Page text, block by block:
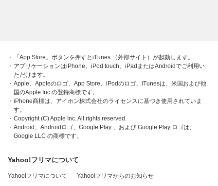
・「App Store」ボタンを押すとiTunes （外部サイト）が起動します。
・アプリケーションはiPhone、iPod touch、iPadまたはAndroidでご利用い
ただけます。
・Apple、Appleのロゴ、App Store、iPodのロゴ、iTunesは、米国および他
国のApple Inc.の登録商標です。
・iPhone商標は、アイホン株式会社のライセンスに基づき使用されていま
す。
・Copyright (C) Apple Inc. All rights reserved.
・Android、Androidロゴ、Google Play 、および Google Play ロゴは、
Google LLC の商標です。
Yahoo!フリマについて
Yahoo!フリマについて Yahoo!フリマからのお知らせ